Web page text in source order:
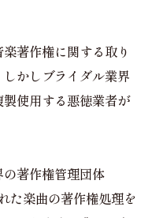
著作権に関する取り
かしブライダル業界
使用する悪徳業者が
著作権管理団体
た楽曲の著作権処理を